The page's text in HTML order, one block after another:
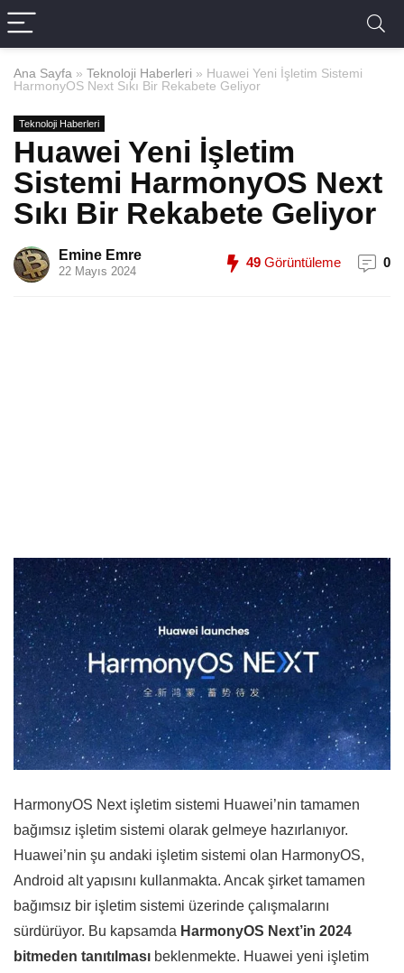
Ana Sayfa » Teknoloji Haberleri » Huawei Yeni İşletim Sistemi
HarmonyOS Next Sıkı Bir Rekabete Geliyor
Teknoloji Haberleri
Huawei Yeni İşletim
Sistemi HarmonyOS Next
Sıkı Bir Rekabete Geliyor
Emine Emre
22 Mayıs 2024
49 Görüntüleme 0
HarmonyOS Next işletim sistemi Huawei’nin tamamen
bağımsız işletim sistemi olarak gelmeye hazırlanıyor.
Huawei’nin şu andaki işletim sistemi olan HarmonyOS,
Android alt yapısını kullanmakta. Ancak şirket tamamen
bağımsız bir işletim sistemi üzerinde çalışmalarını
sürdürüyor. Bu kapsamda HarmonyOS Next’in 2024
bitmeden tanıtılması beklenmekte. Huawei yeni işletim